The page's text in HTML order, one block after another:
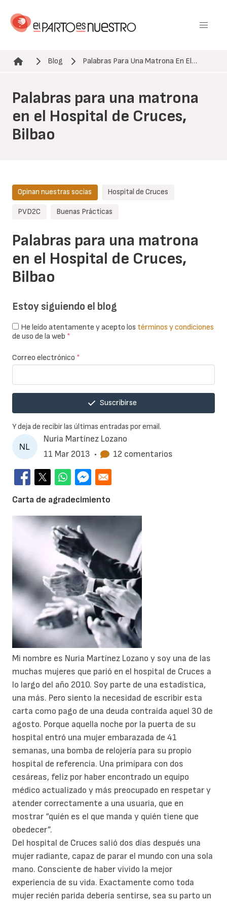
contenido
Ruta de navegación
Blog Palabras Para Una Matrona En El…
Palabras para una matrona
en el Hospital de Cruces,
Bilbao
Nuria Martínez Lozano
11 Mar 2013 • 12 comentarios
Palabras para una matrona
en el Hospital de Cruces,
Bilbao
Opinan nuestras socias Hospital de Cruces
PVD2C Buenas Prácticas
Carta de agradecimiento
Mi nombre es Nuria Martínez Lozano y soy una de las
muchas mujeres que parió en el hospital de Cruces a
lo largo del año 2010. Soy parte de una estadística,
una más. Pero siento la necesidad de escribir esta
carta como pago de una deuda contraída aquel 30 de
agosto. Porque aquella noche por la puerta de su
hospital entró una mujer embarazada de 41
semanas, una bomba de relojería para su propio
hospital de referencia. Una primípara con dos
cesáreas, feliz por haber encontrado un equipo
médico actualizado y más preocupado en respetar y
atender correctamente a una usuaria, que en
mostrar “quién es el que manda y quién tiene que
obedecer”.
Del hospital de Cruces salió dos días después una
mujer radiante, capaz de parar el mundo con una sola
mano. Consciente de haber vivido la mejor
experiencia de su vida. Exactamente como toda
mujer recién parida debería sentirse, sea su parto un
Estoy siguiendo el blog
He leído atentamente y acepto los términos y condiciones
de uso de la web *
Correo electrónico *
Suscribirse
Y deja de recibir las últimas entradas por email.